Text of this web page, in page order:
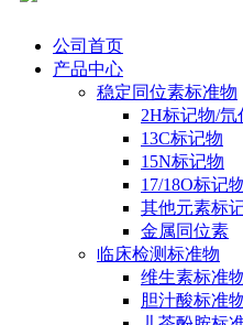
公司首页
产品中心
稳定同位素标准物
2H标记物/氘
13C标记物
15N标记物
17/18O标记
其他元素标
金属同位素
临床检测标准物
维生素标准
胆汁酸标准